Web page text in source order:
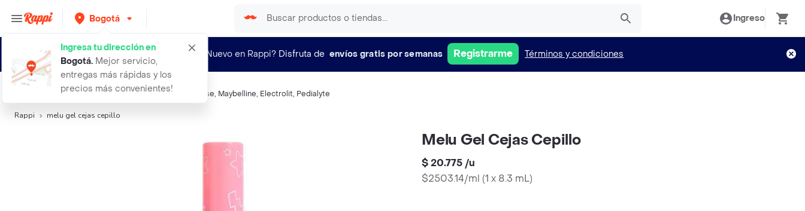
Bogotá
Ingresa tu dirección en
Bogotá. Mejor servicio,
entregas más rápidas y los
precios más convenientes!
Ingreso
¿Nuevo en Rappi? Disfruta de envíos gratis por semanas Registrarme Términos y condiciones
Búsquedas relacionadas:Mascara De Cejas, Ruby Rose, Maybelline, Electrolit, Pedialyte
Rappi melu gel cejas cepillo
Melu Gel Cejas Cepillo
$ 20.775 /u
$2503.14/ml (1 x 8.3 mL)